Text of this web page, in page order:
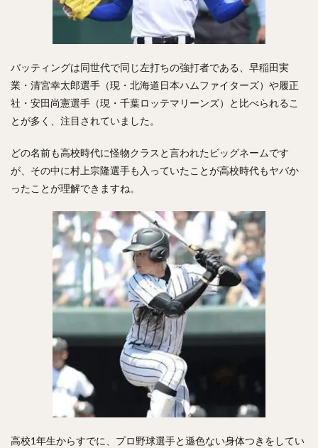
バッティングは同世代で同じ左打ちの強打者である、早稲田実
業・清宮幸太郎選手（現・北海道日本ハムファイターズ）や履正
社・安田尚憲選手（現・千葉ロッテマリーンズ）と比べられるこ
とが多く、注目されていました。
どの名前も高校時代に怪物クラスと言われたビッグネームです
が、その中に村上宗隆選手も入っていたことが高校時代もヤバか
ったことが理解できますね。
高校1年生からすでに、プロ野球選手と遜色ない身体つきをしてい